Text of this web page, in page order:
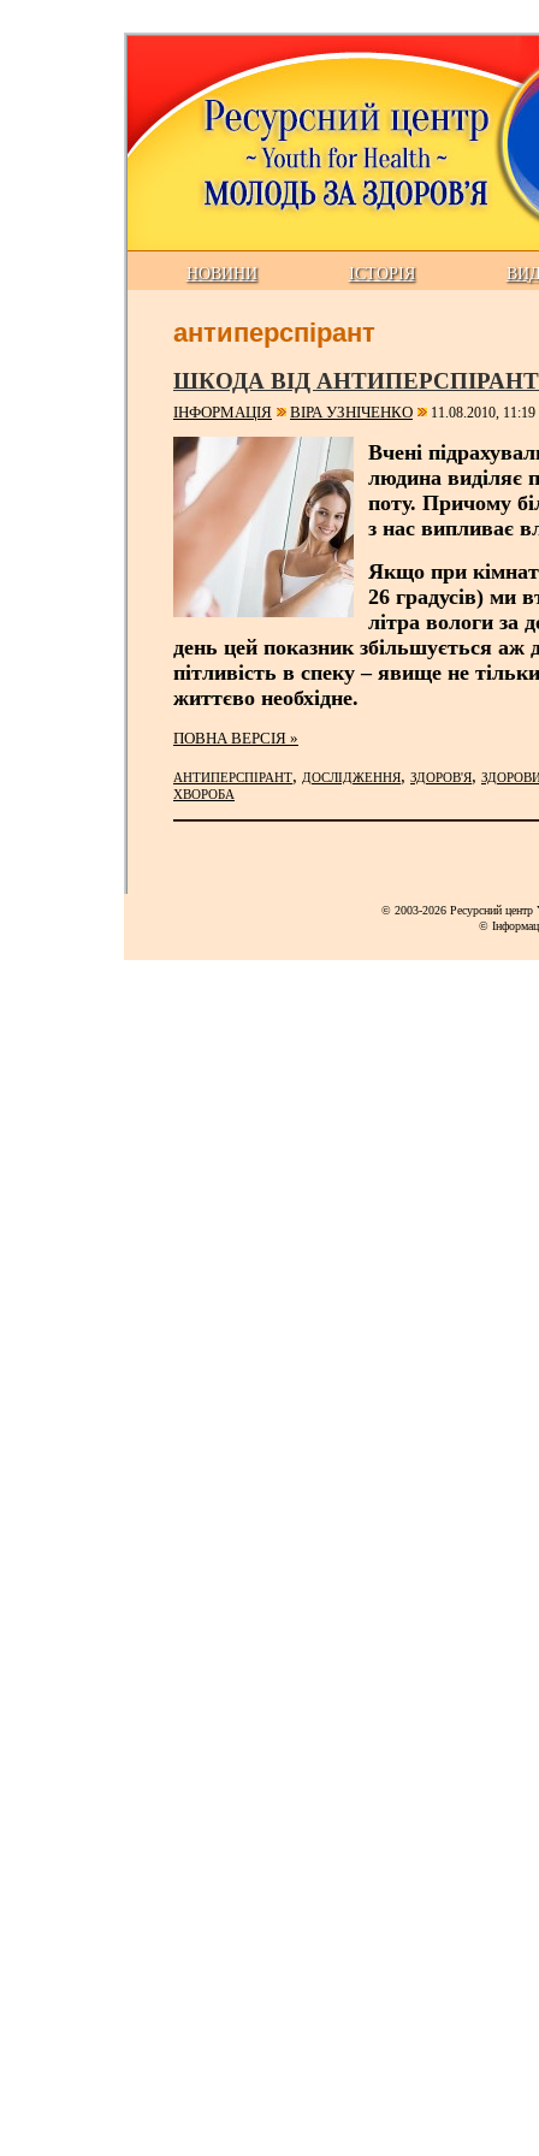
НОВИНИ ІСТОРІЯ
антиперспірант
ШКОДА ВІД
ІНФОРМАЦІЯ ВІРА УЗНІЧЕНКО 11.08.2010, 11:19
Вчені
людина виділяє
поту. Причому
з нас випливає
Якщо при
26 градусів) ми
літра вологи за
день цей показник збільшується аж
пітливість в спеку – явище не
життєво необхідне.
ПОВНА ВЕРСІЯ »
АНТИПЕРСПІРАНТ, ДОСЛІДЖЕННЯ, ЗДОРОВ'Я,
ХВОРОБА
© 2003-2026 Ресурсний
©